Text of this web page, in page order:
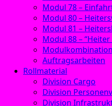
Modul 78 –
Modul 80 –
Modul 81 –
Modul 88 –
Auftragsarbeiten
Rollmaterial
Division Cargo
Division
Division